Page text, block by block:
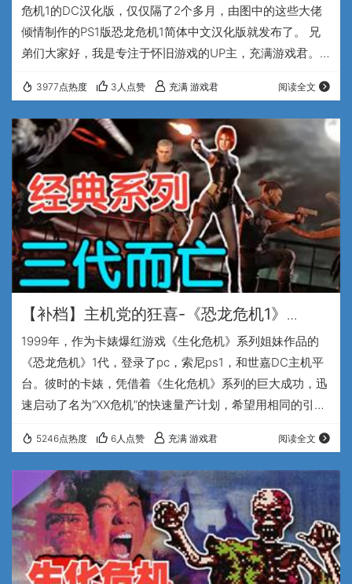
玩崩的？
危机1的DC汉化版，仅仅隔了2个多月，由图中的这些大佬
倾情制作的PS1版恐龙危机1简体中文汉化版就发布了。 兄
弟们大家好，我是专注于怀旧游戏的UP主，充满游戏君。
的易用，而且自带简体中文，测试了一下汉化版的恐龙危机
1，运行的非常完美。然后我又灵机一动，找到了国外大佬
制作的PS1版恐龙危机1的高清纹理包，和新的汉化版适配了
一下，虽然这个高清纹理包的体积不大，只有不到1G，但是
整体画面提升的效果还是不…
3977点热度 3人点赞 充满 游戏君 阅读全文
【补档】主机党的狂喜-《恐龙危机1》
DC（DreamCast）简体中文汉化版V5
1999年，作为卡婊爆红游戏《生化危机》系列姐妹作品的
《恐龙危机》1代，登录了pc，索尼ps1，和世嘉DC主机平
台。彼时的卡婊，凭借着《生化危机》系列的巨大成功，迅
速启动了名为“XX危机”的快速量产计划，希望用相同的引
快的速度，占领游戏市场。 兄弟们大家好，我在专注于怀旧
游戏的up主，充满游戏君。1997年，由著名导演斯皮尔伯
格执导的《猪猡公园》，哦不对，是《侏罗纪公园 失落的世
界》在全球范围内爆火，一下就让恐龙题材变得极具市场吸
引力。生化危机之父三上真司从这部电…
5246点热度 6人点赞 充满 游戏君 阅读全文